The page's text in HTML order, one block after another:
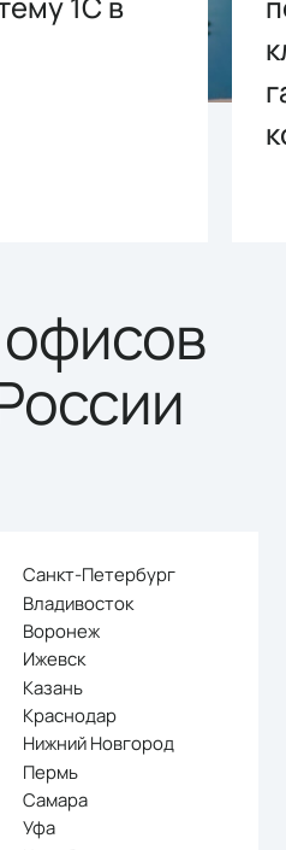
Санкт-Петербург
Владивосток
Воронеж
Ижевск
Казань
Краснодар
Нижний Новгород
Пермь
Самара
Уфа